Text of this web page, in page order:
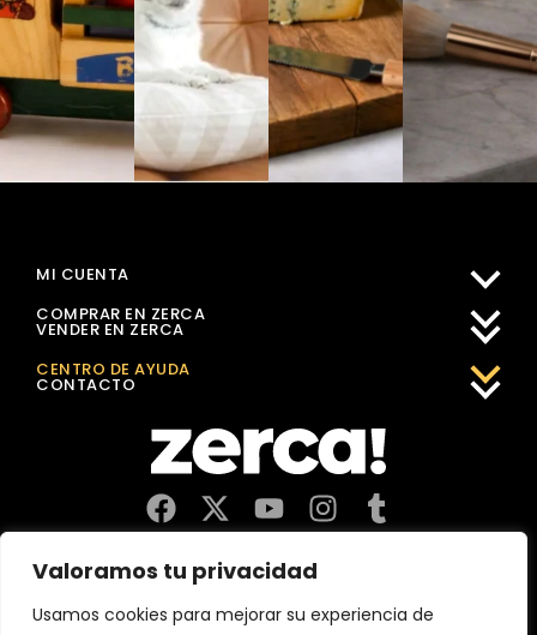
Valoramos tu privacidad
Usamos cookies para mejorar su experiencia de
Comercios, productores y distribuidores locales. Pagan
impuestos aquí, y dinamizan economía y empleo en tu
MI CUENTA
COMPRAR EN ZERCA
VENDER EN ZERCA
CENTRO DE AYUDA
CONTACTO